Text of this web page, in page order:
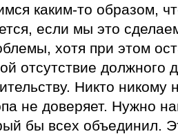
каким-то образом,
если мы это
хотя при этом
отсутствие должного
Никто никому
не доверяет. Нужно
бы всех объединил.